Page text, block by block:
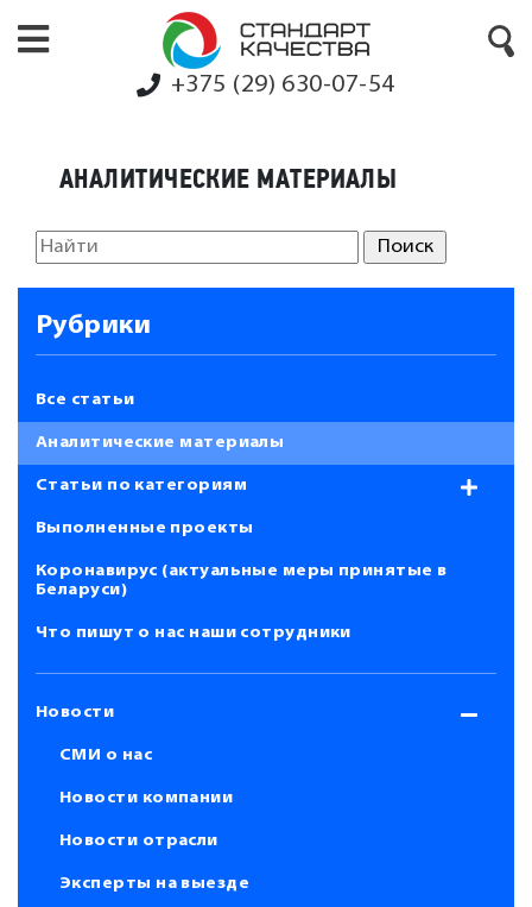
+375 (29) 630-07-54
АНАЛИТИЧЕСКИЕ МАТЕРИАЛЫ
Рубрики
Все статьи
Аналитические материалы
Статьи по категориям
Выполненные проекты
Коронавирус (актуальные меры принятые в
Беларуси)
Что пишут о нас наши сотрудники
Новости
СМИ о нас
Новости компании
Новости отрасли
Эксперты на выезде